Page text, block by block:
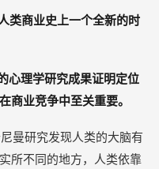
类商业史上一个全新的时
心理学研究成果证明定位
商业竞争中至关重要。
曼研究发现人类的大脑有
所不同的地方，人类依靠